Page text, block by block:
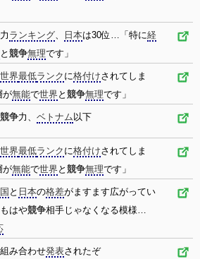
力 ランキング、 日本は30位…「特に経
と 競争無理です」
世界最低ランク に格付けされてしま
が無能で世界 と 競争無理です」
競争力、 ベトナム 以下
世界最低ランク に格付けされてしま
が無能で世界 と 競争無理です」
と 日本の格差がますます広がってい
はや競争相手じゃなくなる模様…
み合わせ発表されたぞ